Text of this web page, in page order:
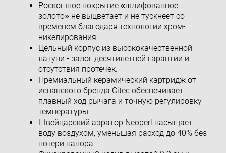
Роскошное покрытие «шлифованное
золото» не выцветает и не тускнеет со
временем благодаря технологии хром-
никелирования.
Цельный корпус из высококачественной
латуни - залог десятилетней гарантии и
отсутствия протечек.
Премиальный керамический картридж от
испанского бренда Citec обеспечивает
плавный ход рычага и точную регулировку
температуры.
Швейцарский аэратор Neoperl насыщает
воду воздухом, уменьшая расход до 40% без
потери напора.